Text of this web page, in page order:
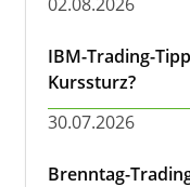
IBM-Trading-
Kurssturz?
30.07.2026
Brenntag-